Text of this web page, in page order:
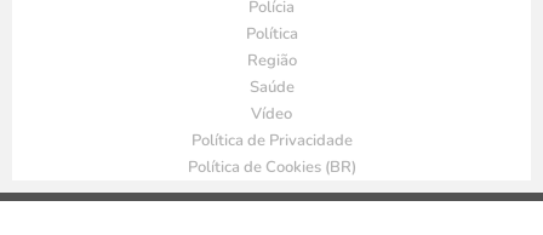
Polícia
Política
Região
Saúde
Vídeo
Política de Privacidade
Política de Cookies (BR)